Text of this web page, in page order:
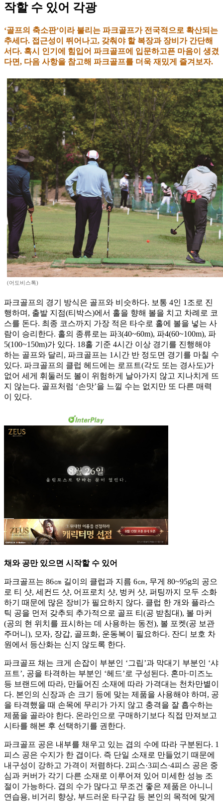
작할 수 있어 각광
‘골프의 축소판’이라 불리는 파크골프가 전국적으로 확산되는
추세다. 접근성이 뛰어나고, 갖춰야 할 복장과 장비가 간단해
서다. 혹시 인기에 힘입어 파크골프에 입문하고픈 마음이 생겼
다면, 다음 사항을 참고해 파크골프를 더욱 재밌게 즐겨보자.
(어도비스톡)
파크골프의 경기 방식은 골프와 비슷하다. 보통 4인 1조로 진
행하며, 출발 지점(티박스)에서 홀을 향해 볼을 치고 차례로 코
스를 돈다. 최종 코스까지 가장 적은 타수로 홀에 볼을 넣는 사
람이 승리한다. 홀의 종류로는 파3(40~60m), 파4(60~100m), 파
5(100~150m)가 있다. 18홀 기준 4시간 이상 경기를 진행해야
하는 골프와 달리, 파크골프는 1시간 반 정도면 경기를 마칠 수
있다. 파크골프의 클럽 헤드에는 로프트(각도 또는 경사도)가
없어 세게 휘둘러도 볼이 위험하게 날아가지 않고 지나치게 뜨
지 않는다. 골프처럼 ‘손맛’을 느낄 수는 없지만 또 다른 매력
이 있다.
채와 공만 있으면 시작할 수 있어
파크골프는 86㎝ 길이의 클럽과 지름 6㎝, 무게 80~95g의 공으
로 티 샷, 세컨드 샷, 어프로치 샷, 벙커 샷, 퍼팅까지 모두 소화
하기 때문에 많은 장비가 필요하지 않다. 클럽 한 개와 플라스
틱 공을 먼저 갖추되 추가적으로 골프 티(공 받침대), 볼 마커
(공의 현 위치를 표시하는 데 사용하는 동전), 볼 포켓(공 보관
주머니), 모자, 장갑, 골프화, 운동복이 필요하다. 잔디 보호 차
원에서 등산화는 신지 않도록 한다.
파크골프 채는 크게 손잡이 부분인 ‘그립’과 막대기 부분인 ‘샤
프트’, 공을 타격하는 부분인 ‘헤드’로 구성된다. 혼마·미즈노
등 브랜드에 따라, 만들어진 소재에 따라 가격대는 천차만별이
다. 본인의 신장과 손 크기 등에 맞는 제품을 사용해야 하며, 공
을 타격했을 때 손목에 무리가 가지 않고 충격을 잘 흡수하는
제품을 골라야 한다. 온라인으로 구매하기보다 직접 만져보고
시타를 해본 후 선택하기를 권한다.
파크골프 공은 내부를 채우고 있는 겹의 수에 따라 구분된다. ​1
피스 공은 수지가 한 겹이다. 즉 단일 소재로 만들었기 때문에
내구성이 강하고 가격이 저렴하다. 2피스·3피스·4피스 공은 중
심과 커버가 각기 다른 소재로 이루어져 있어 미세한 성능 조
절이 가능하다. 겹의 수가 많다고 무조건 좋은 제품은 아니니
연습용, 비거리 향상, 부드러운 타구감 등 본인의 목적에 맞게